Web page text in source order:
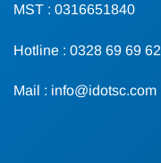
MST : 0316651840
Hotline : 0328 69 69 62
Mail : info@idotsc.com